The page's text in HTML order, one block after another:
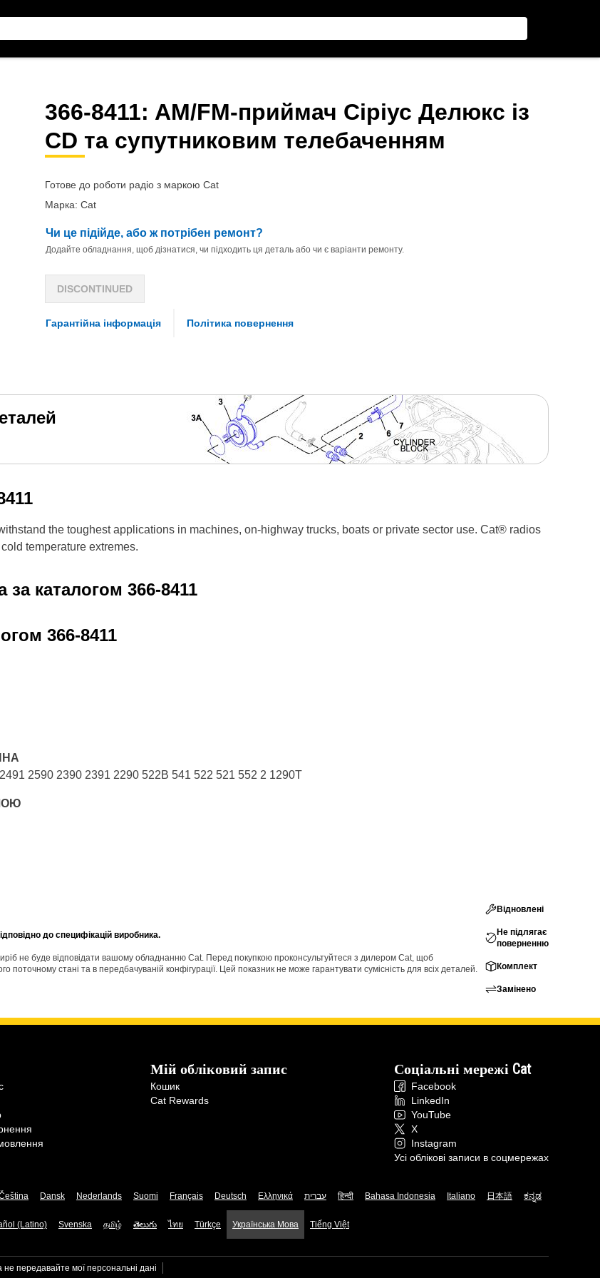
366-8411: AM/FM-приймач Сіріус Делюкс із
CD та супутниковим телебаченням
Готове до роботи радіо з маркою Cat
Марка: Cat
Чи це підійде, або ж потрібен ремонт?
Додайте обладнання, щоб дізнатися, чи підходить ця деталь або чи є варіанти ремонту.
DISCONTINUED
Гарантійна інформація Політика повернення
the toughest applications in machines, on-highway trucks, boats or private sector use. Cat® radios
temperature extremes.
за каталогом 366-8411
366-8411
2590 2390 2391 2290 522B 541 522 521 552 2 1290T
до специфікацій виробника.
не буде відповідати вашому обладнанню Cat. Перед покупкою проконсультуйтеся з дилером Cat, щоб
стані та в передбачуваній конфігурації. Цей показник не може гарантувати сумісність для всіх деталей.
Відновлені
Не підлягає
поверненню
Комплект
Замінено
Мій обліковий запис
Кошик
Cat Rewards
Соціальні мережі Cat
Facebook
LinkedIn
YouTube
X
Instagram
Усі облікові записи в соцмережах
Dansk Nederlands Suomi Français Deutsch Ελληνικά עברית हिन्दी Bahasa Indonesia Italiano 日本語 ಕನ್ನಡ
(Latino) Svenska தமிழ் తెలుగు ไทย Türkçe Українська Мова Tiếng Việt
передавайте мої персональні дані